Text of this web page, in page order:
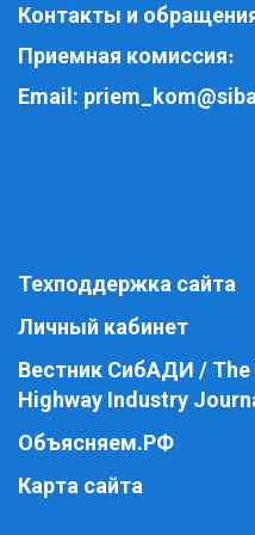
Контакты и
Приемная комиссия:
Email:
Техподдержка сайта
Личный кабинет
Вестник СибАДИ / The
Highway Industry
Объясняем.РФ
Карта сайта